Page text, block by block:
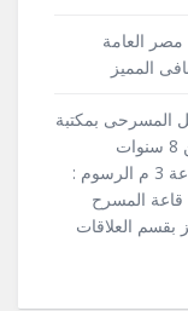
مصر العامة
المميز
المسرحى بمكتبة
مصر العامة بالزقازيقالفئة العمرية : من سن 8 سنوات
فأكثر الموعد : السبت والاثنين والاربعاء الساعة 3 م الرسوم :
: قاعة المسرح
بقسم العلاقات